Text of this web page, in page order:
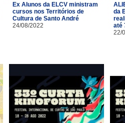
Ex Alunos da ELCV ministram
cursos nos Territórios de
Cultura de Santo André
24/08/2022
da
até
22/